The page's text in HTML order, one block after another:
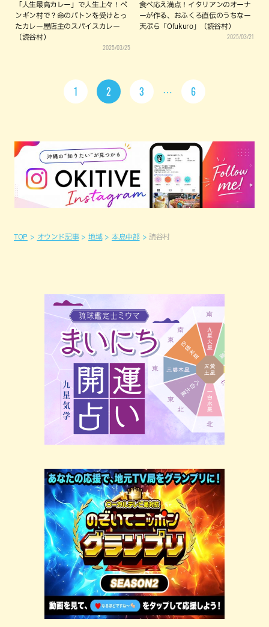
「人生最高カレー」で人生上々！ペ
ンギン村で？命のバトンを受けとっ
たカレー屋店主のスパイスカレー
（読谷村）
2025/03/25
食べ応え満点！イタリアンのオーナ
ーが作る、おふくろ直伝のうちなー
天ぷら「Ofukuro」（読谷村）
2025/03/21
1 2 3 6
TOP オウンド記事 地域 本島中部 読谷村